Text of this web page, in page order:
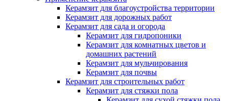
Керамзит для благоустройства территории
Керамзит для дорожных работ
Керамзит для сада и огорода
Керамзит для гидропоники
Керамзит для комнатных цветов и
домашних растений
Керамзит для мульчирования
Керамзит для почвы
Керамзит для строительных работ
Керамзит для стяжки пола